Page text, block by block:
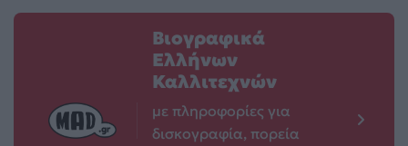
Βιογραφικά
Ελλήνων
Καλλιτεχνών
με πληροφορίες για
δισκογραφία, πορεία